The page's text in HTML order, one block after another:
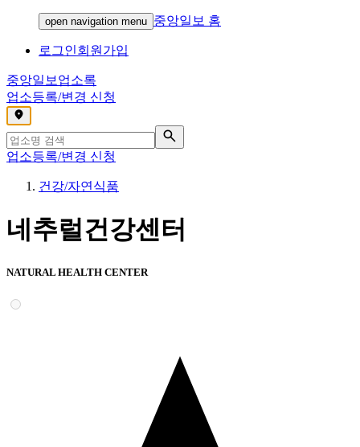
open navigation menu 중앙일보 홈
로그인회원가입
중앙일보 업소록
업소등록/변경 신청
,
업소등록/변경 신청
건강/자연식품
네추럴건강센터
NATURAL HEALTH CENTER